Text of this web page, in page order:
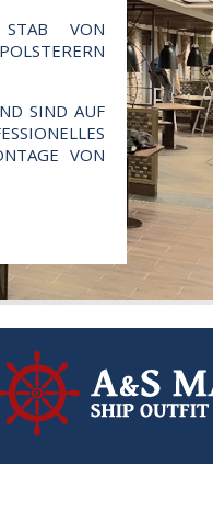
VON
U
SIND AUF
VON